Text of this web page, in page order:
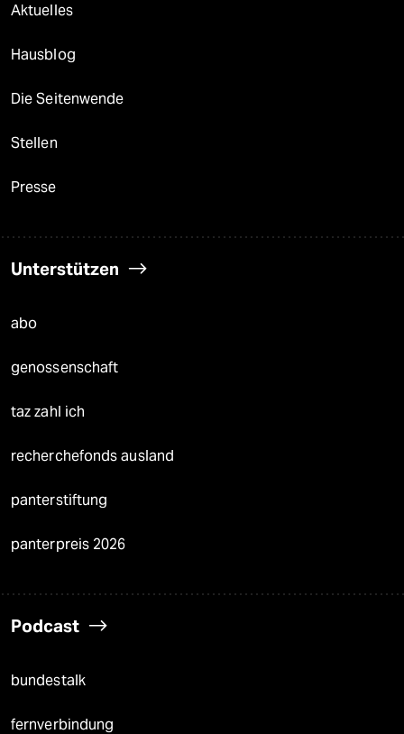
Aktuelles
Hausblog
Die Seitenwende
Stellen
Presse
Unterstützen
abo
genossenschaft
taz zahl ich
recherchefonds ausland
panterstiftung
panterpreis 2026
Podcast
bundestalk
fernverbindung